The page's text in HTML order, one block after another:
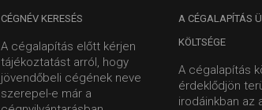
CÉGNÉV KERESÉS
A cégalapítás előtt kérjen
tájékoztatást arról, hogy
jövendőbeli cégének neve
szerepel-e már a
A CÉGALAPÍTÁS
KÖLTSÉGE
A cégalapítás
érdeklődjön
irodáinkban az